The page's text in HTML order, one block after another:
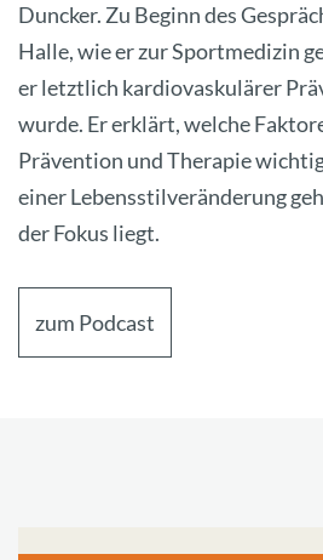
Duncker. Zu Beginn des
Halle, wie er zur Sportmedizin
er letztlich kardiovaskulärer
wurde. Er erklärt, welche
Prävention und Therapie
einer Lebensstilveränderung
der Fokus liegt.
zum Podcast